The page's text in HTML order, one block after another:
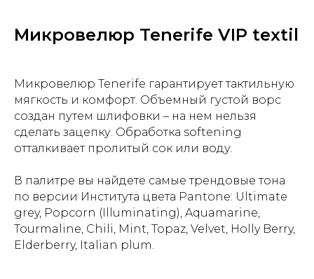
Микровелюр Tenerife VIP textil
Микровелюр Tenerife гарантирует тактильную
мягкость и комфорт. Объемный густой ворс
создан путем шлифовки – на нем нельзя
сделать зацепку. Обработка softening
отталкивает пролитый сок или воду.
В палитре вы найдете самые трендовые тона
по версии Института цвета Pantone: Ultimate
grey, Popcorn (Illuminating), Aquamarine,
Tourmaline, Chili, Mint, Topaz, Velvet, Holly Berry,
Elderberry, Italian plum.